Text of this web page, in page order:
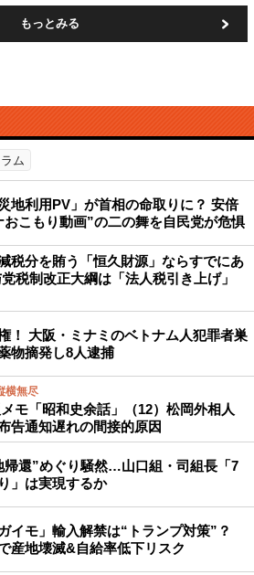
もっとみる
ム
地利用PV」が首相の命取りに？ 安倍
おこもり動画”の二の舞を自民党が危惧
税分を賄う「恒久財源」ならすでにあ
税制改正大綱は「法人税引き上げ」
！ 大阪・ミナミのベトナム人犯罪者巣
物摘発し8人逮捕
横無尽
モ「昭和史余話」（12）松岡外相人
告通知遅れの間接的原因
帰還”めぐり騒然…山口組・司組長「7
」は実現するか
イモ」輸入解禁は“トランプ対策”？
産地壊滅&自給率低下リスク